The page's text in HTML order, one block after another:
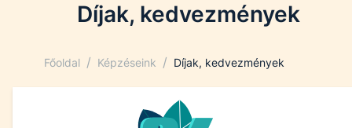
Díjak, kedvezmények
Főoldal / Képzéseink / Díjak, kedvezmények